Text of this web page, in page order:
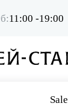
11:00 -19:00
Sale